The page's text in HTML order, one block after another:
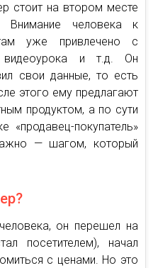
стоит на втором месте
Внимание человека к
уже привлечено с
и т.д. Он
свои данные, то есть
этого ему предлагают
продуктом, а по сути
покупатель»
— шагом, который
он перешел на
посетителем), начал
с ценами. Но это